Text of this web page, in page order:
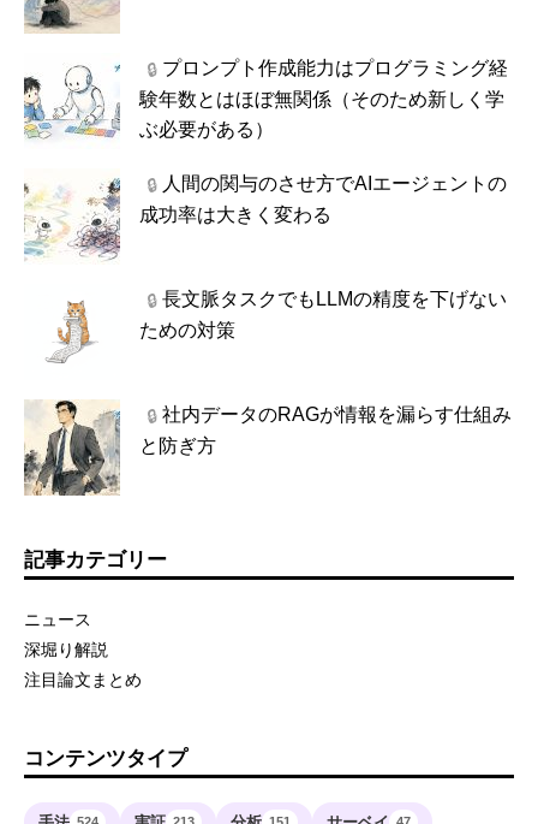
🔒プロンプト作成能力はプログラミング経
験年数とはほぼ無関係（そのため新しく学
ぶ必要がある）
🔒人間の関与のさせ方でAIエージェントの
成功率は大きく変わる
🔒長文脈タスクでもLLMの精度を下げない
ための対策
🔒社内データのRAGが情報を漏らす仕組み
と防ぎ方
記事カテゴリー
ニュース
深堀り解説
注目論文まとめ
コンテンツタイプ